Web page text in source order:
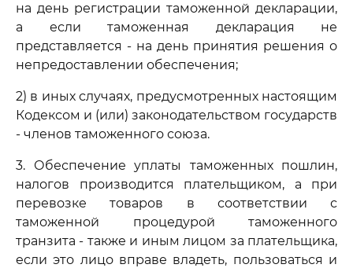
на день регистрации таможенной декларации,
а если таможенная декларация не
представляется - на день принятия решения о
непредоставлении обеспечения;
2) в иных случаях, предусмотренных настоящим
Кодексом и (или) законодательством государств
- членов таможенного союза.
3. Обеспечение уплаты таможенных пошлин,
налогов производится плательщиком, а при
перевозке товаров в соответствии с
таможенной процедурой таможенного
транзита - также и иным лицом за плательщика,
если это лицо вправе владеть, пользоваться и